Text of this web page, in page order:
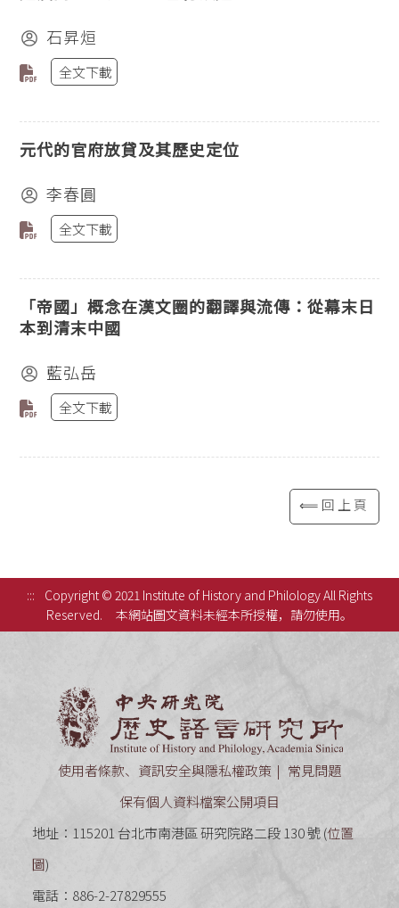
石昇烜
全文下載
元代的官府放貸及其歷史定位
李春圓
全文下載
「帝國」概念在漢文圈的翻譯與流傳：從幕末日
本到清末中國
藍弘岳
全文下載
⟸回上頁
:::
Copyright © 2021 Institute of History and Philology All Rights
Reserved.
本網站圖文資料未經本所授權，請勿使用。
使用者條款、資訊安全與隱私權政策
常見問題
保有個人資料檔案公開項目
地址：115201 台北市南港區 研究院路二段 130 號 (位置
圖)
電話：886-2-27829555